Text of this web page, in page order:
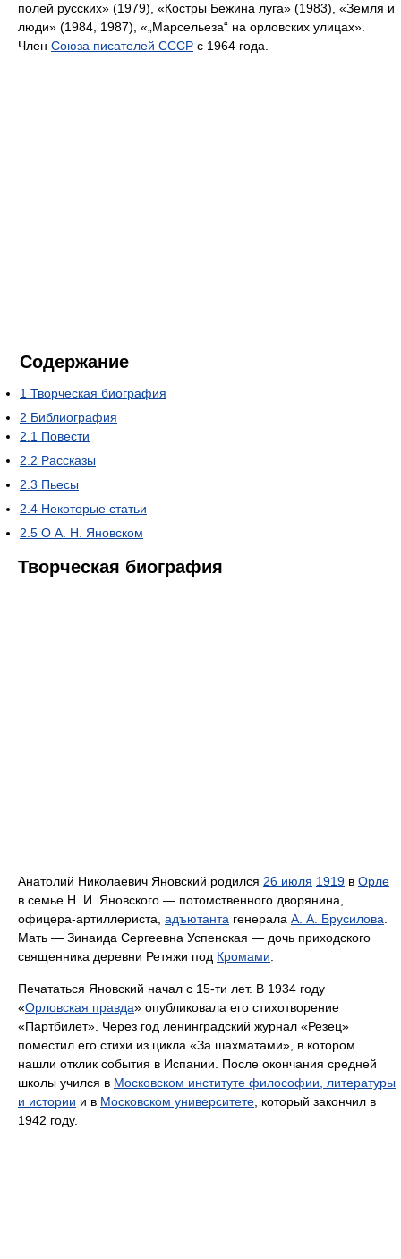
полей русских» (1979), «Костры Бежина луга» (1983), «Земля и
люди» (1984, 1987), «„Марсельеза“ на орловских улицах».
Член Союза писателей СССР с 1964 года.
Содержание
1 Творческая биография
2 Библиография
2.1 Повести
2.2 Рассказы
2.3 Пьесы
2.4 Некоторые статьи
2.5 О А. Н. Яновском
Творческая биография
Анатолий Николаевич Яновский родился 26 июля 1919 в Орле
в семье Н. И. Яновского — потомственного дворянина,
офицера-артиллериста, адъютанта генерала А. А. Брусилова
Мать — Зинаида Сергеевна Успенская — дочь приходского
священника деревни Ретяжи под Кромами
Печататься Яновский начал с 15-ти лет. В 1934 году
«Орловская правда» опубликовала его стихотворение
«Партбилет». Через год ленинградский журнал «Резец»
поместил его стихи из цикла «За шахматами», в котором
нашли отклик события в Испании. После окончания средней
школы учился в Московском институте философии, литературы
и истории и в Московском университете , который закончил в
1942 году.